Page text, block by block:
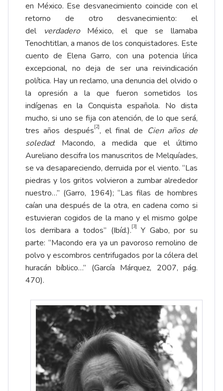
en México. Ese desvanecimiento coincide con el
retorno de otro desvanecimiento: el
del
verdaderoMéxico, el que se llamaba
Tenochtitlan, a manos de los conquistadores. Este
cuento de Elena Garro, con una potencia lírica
excepcional, no deja de ser una reivindicación
política. Hay un reclamo, una denuncia del olvido o
la opresión a la que fueron sometidos los
indígenas en la Conquista española. No dista
mucho, si uno se fija con atención, de lo que será,
tres años después[2], el final de Cien años de
soledad: Macondo, a medida que el último
Aureliano descifra los manuscritos de Melquíades,
se va desapareciendo, derruida por el viento. “Las
piedras y los gritos volvieron a zumbar alrededor
nuestro…” (Garro, 1964); “Las filas de hombres
caían una después de la otra, en cadena como si
estuvieran cogidos de la mano y el mismo golpe
los derribara a todos” (Ibíd.).[3]
Y Gabo, por su
parte: “Macondo era ya un pavoroso remolino de
polvo y escombros centrifugados por la cólera del
huracán bíblico…” (García Márquez, 2007, pág.
470).